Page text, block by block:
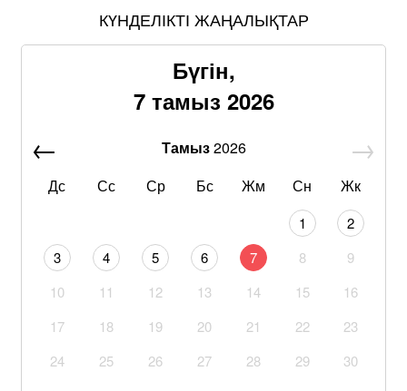
КҮНДЕЛІКТІ ЖАҢАЛЫҚТАР
Бүгін,
7 тамыз 2026
Тамыз2026
Дс
Сс Ср Бс Жм Сн Жк
1
2
3
4 5 6 7 8
9
10
11 12 13 14 15
16
17
18 19 20 21 22
23
24
25 26 27 28 29
30